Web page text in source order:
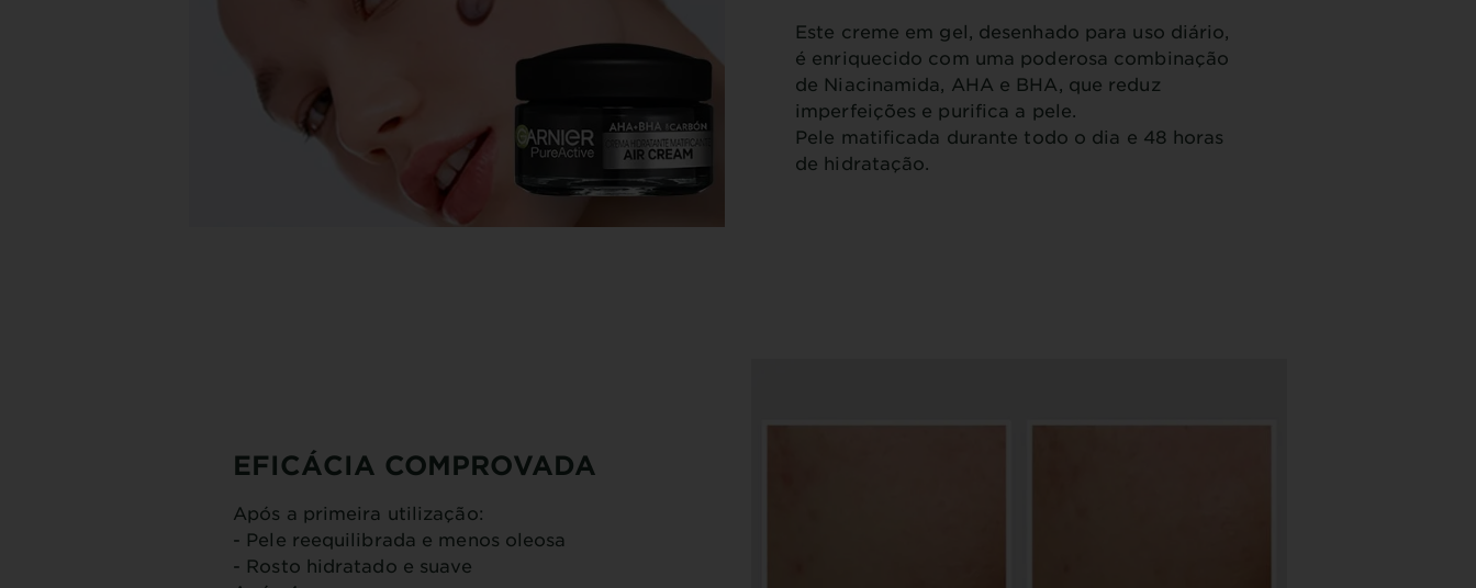
Este creme em gel, desenhado para uso diário,
é enriquecido com uma poderosa combinação
de Niacinamida, AHA e BHA, que reduz
imperfeições e purifica a pele.
Pele matificada durante todo o dia e 48 horas
de hidratação.
EFICÁCIA COMPROVADA
Após a primeira utilização:
- Pele reequilibrada e menos oleosa
- Rosto hidratado e suave